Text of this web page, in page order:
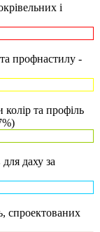
і
профнастилу -
колір та профіль
даху за
спроектованих